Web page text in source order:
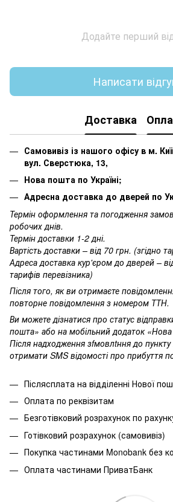
Додайте перший
Написати
Доставка
Самовивіз із нашого офісу в м.
вул. Сверстюка, 13,
Нова пошта по Україні;
Адресна доставка до дверей по
Термін оформлення та погодження
робочих днів.
Термін доставки 1-2 дні.
Вартість доставки – від 70 грн. (згідно
Адреса доставка кур'єром до дверей –
тарифів перевізника)
Після того, як ви отримаєте
повторне повідомлення з номером ТТН.
Ви можете дізнатися про статус
пошта» або на мобільний додаток
Після надходження зfмовлtння до
отримати SMS відомості про прибуття
Післясплата на відділенні Нової
Оплата по реквізитам
Безготівковий розрахунок по
Готівковий розрахунок (самовивіз)
Покупка частинами Monobank без
Оплата частинами ПриватБанк